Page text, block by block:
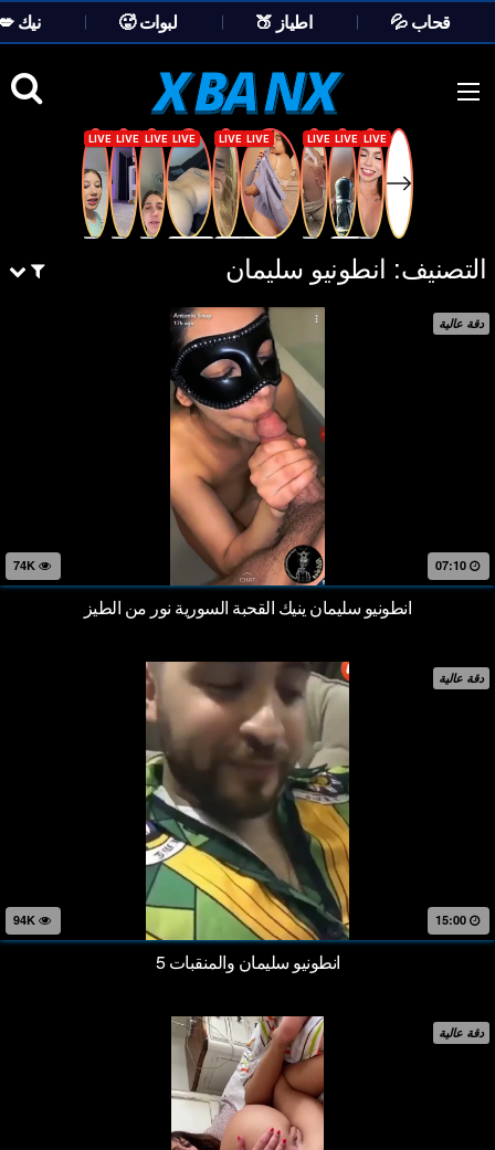
💦 قحاب 🍑 اطياز 🥵 لبوات
💋 نيك
content
التصنيف: انطونيو سليمان
دقة عالية
07:10
انطونيو سليمان ينيك القحبة السورية نور من الطيز
دقة عالية
15:00
انطونيو سليمان والمنقبات 5
دقة عالية